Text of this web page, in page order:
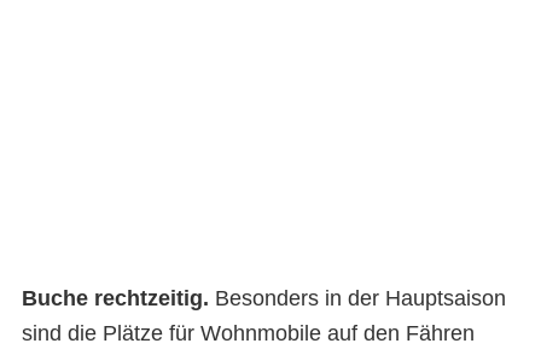
Buche rechtzeitig. Besonders in der Hauptsaison
sind die Plätze für Wohnmobile auf den Fähren